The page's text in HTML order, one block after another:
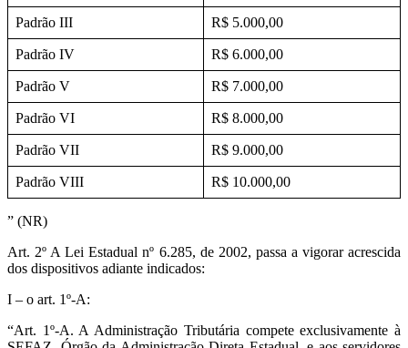
Padrão III R$ 5.000,00
Padrão IV R$ 6.000,00
Padrão V R$ 7.000,00
Padrão VI R$ 8.000,00
Padrão VII R$ 9.000,00
Padrão VIII R$ 10.000,00
” (NR)
Art. 2º A Lei Estadual nº 6.285, de 2002, passa a vigorar acrescida
dos dispositivos adiante indicados:
I – o art. 1º-A:
“Art. 1º-A. A Administração Tributária compete exclusivamente à